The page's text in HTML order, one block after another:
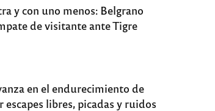
y con uno menos: Belgrano
de visitante ante Tigre
en el endurecimiento de
escapes libres, picadas y ruidos